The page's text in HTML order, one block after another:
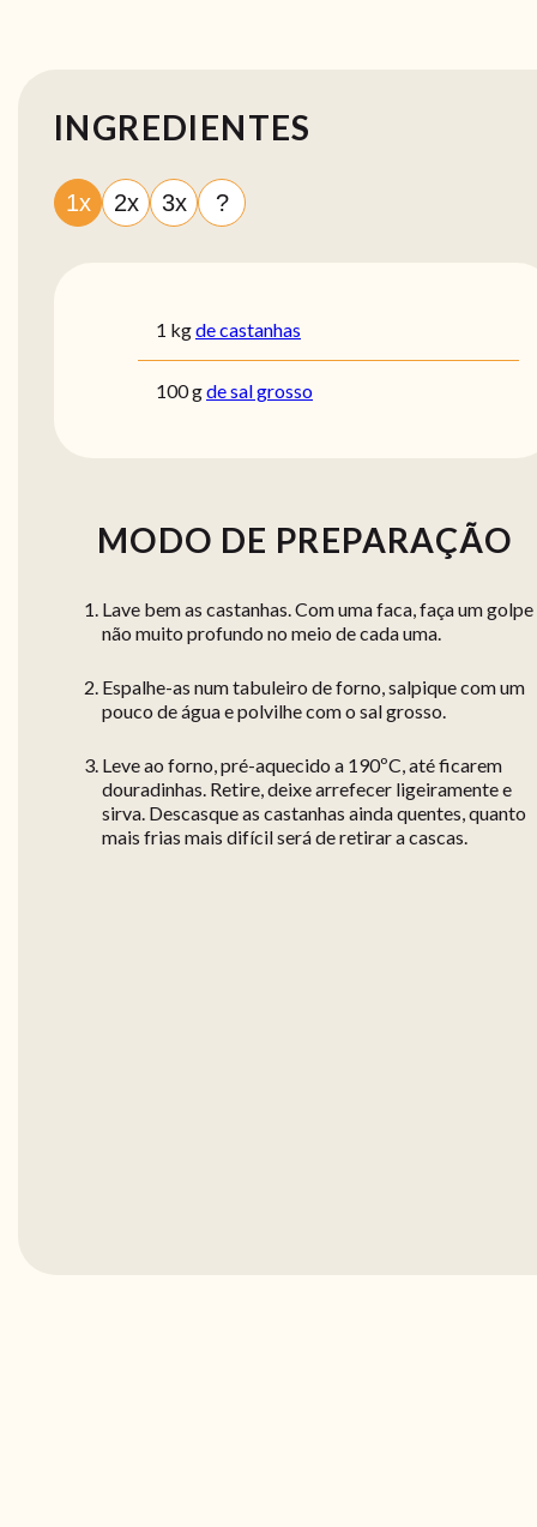
INGREDIENTES
1x 2x 3x ?
1 kgde castanhas
100gde sal grosso
MODO DE PREPARAÇÃO
Lave bem as castanhas. Com uma faca, faça um golpe
não muito profundo no meio de cada uma.
Espalhe-as num tabuleiro de forno, salpique com um
pouco de água e polvilhe com o sal grosso.
Leve ao forno, pré-aquecido a 190ºC, até ficarem
douradinhas. Retire, deixe arrefecer ligeiramente e
sirva. Descasque as castanhas ainda quentes, quanto
mais frias mais difícil será de retirar a cascas.